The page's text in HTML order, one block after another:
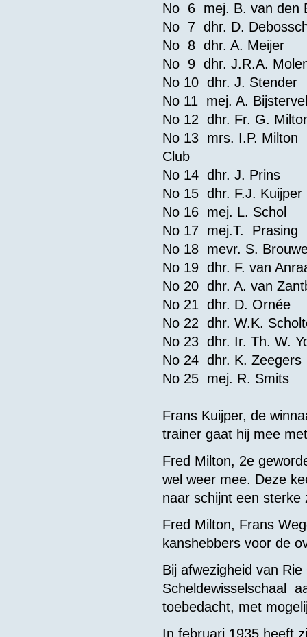
No 6 mej. B. van
No 7 dhr. D.
No 8 dhr. A.
No 9 dhr. J.R.A.
No 10 dhr. J.
No 11 mej. A.
No 12 dhr. Fr.
No 13 mrs. I.P.
Club
No 14 dhr. J.
No 15 dhr. F.J.
No 16 mej. L.
No 17 mej.T.
No 18 mevr. S.
No 19 dhr. F. van
No 20 dhr. A.
No 21 dhr. D.
No 22 dhr. W.K.
No 23 dhr. Ir. Th. W.
No 24 dhr. K.
No 25 mej. R.
Frans Kuijper, de
trainer gaat hij mee
Fred Milton, 2e
wel weer mee. Deze
naar schijnt een sterke
Fred Milton, Frans
kanshebbers voor de
Bij afwezigheid van
Scheldewisselschaal
toebedacht, met
In februari 1935 heeft